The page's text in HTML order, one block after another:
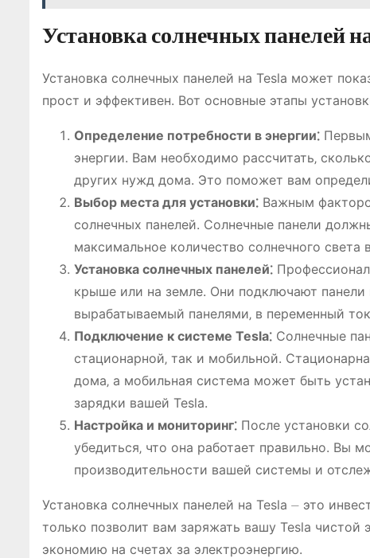
Установка солнечных панелей
Установка солнечных панелей на Tesla может
прост и эффективен. Вот основные этапы
Определение потребности в энергии⁚
энергии. Вам необходимо рассчитать‚
других нужд дома. Это поможет вам
Выбор места для установки⁚ Важным
солнечных панелей. Солнечные панели
максимальное количество солнечного света
Установка солнечных панелей⁚
крыше или на земле. Они подключают панели
вырабатываемый панелями‚ в переменный
Подключение к системе Tesla⁚ Солнечные
стационарной‚ так и мобильной.
дома‚ а мобильная система может быть
зарядки вашей Tesla.
Настройка и мониторинг⁚ После установки
убедиться‚ что она работает правильно. Вы
производительности вашей системы и
Установка солнечных панелей на Tesla ⏤ это
только позволит вам заряжать вашу Tesla чистой
экономию на счетах за электроэнергию.